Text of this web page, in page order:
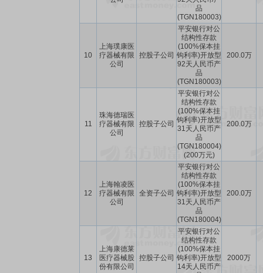
品
(TGN180003)
10
上海璞康医
疗器械有限
公司
控股子公司
平安银行对公
结构性存款
(100%保本挂
钩利率)开放型
92天人民币产
品
(TGN180003)
200.0万
11
珠海德瑞医
疗器械有限
公司
控股子公司
平安银行对公
结构性存款
(100%保本挂
钩利率)开放型
31天人民币产
品
(TGN180004)
(200万元)
200.0万
12
上海翰凌医
疗器械有限
公司
全资子公司
平安银行对公
结构性存款
(100%保本挂
钩利率)开放型
31天人民币产
品
(TGN180004)
200.0万
13
上海康德莱
医疗器械股
份有限公司
控股子公司
平安银行对公
结构性存款
(100%保本挂
钩利率)开放型
14天人民币产
2000万